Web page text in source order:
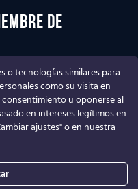
de
Torneo de
o tecnologías similares para
como su visita en
u oponerse al
en intereses legítimos en
ajustes" o en nuestra